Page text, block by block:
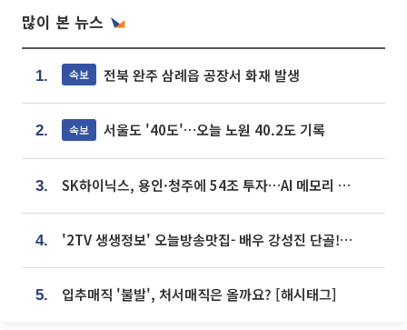
많이 본 뉴스
1. 속보 전북 완주 삼례읍 공장서 화재 발생
2. 속보 서울도 '40도'…오늘 노원 40.2도 기록
3. SK하이닉스, 용인·청주에 54조 투자…AI 메모리 생산기지 키운다
4. '2TV 생생정보' 오늘방송맛집- 배우 강성진 단골! 쌀국수ㆍ푸팟퐁 커리 맛집 '블○○○'
5. 입추매직 '불발', 처서매직은 올까요? [해시태그]